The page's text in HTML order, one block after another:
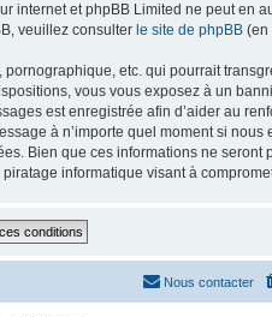
internet et phpBB Limited ne peut en
veuillez consulter le site de phpBB (en
etc. qui pourrait
vous vous exposez à un
est enregistrée afin d’aider au
à n’importe quel moment si nous
Bien que ces informations ne seront
informatique visant à
Nous contacter